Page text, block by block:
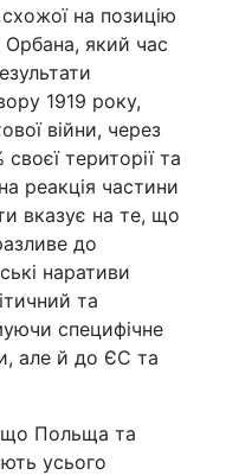
на позицію
Орбана, який час
1919 року,
війни, через
території та
реакція частини
вказує на те, що
до
наративи
та
специфічне
але й до ЄС та
що Польща та
усього